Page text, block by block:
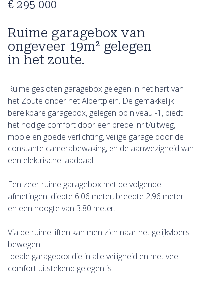
Ruime garagebox van
ongeveer 19m² gelegen
in het zoute.
€ 295 000
Ruime gesloten garagebox gelegen in het hart van
het Zoute onder het Albertplein. De gemakkelijk
bereikbare garagebox, gelegen op niveau -1, biedt
het nodige comfort door een brede inrit/uitweg,
mooie en goede verlichting, veilige garage door de
constante camerabewaking, en de aanwezigheid van
een elektrische laadpaal.
Een zeer ruime garagebox met de volgende
afmetingen: diepte 6.06 meter, breedte 2,96 meter
en een hoogte van 3.80 meter.
Via de ruime liften kan men zich naar het gelijkvloers
bewegen.
Ideale garagebox die in alle veiligheid en met veel
comfort uitstekend gelegen is.